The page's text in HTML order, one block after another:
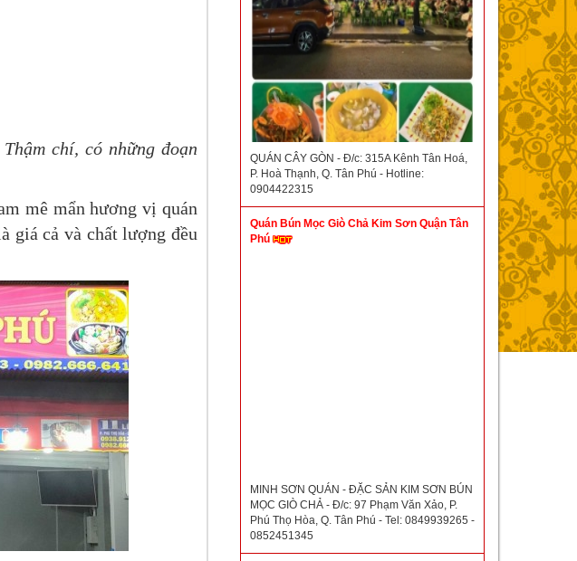
chí, có những đoạn
mê mẩn hương vị quán
giá cả và chất lượng đều
QUÁN CÂY GÒN - Đ/c: 315A Kênh Tân Hoá,
P. Hoà Thạnh, Q. Tân Phú - Hotline:
0904422315
Quán Bún Mọc Giò Chả Kim Sơn Quận Tân
Phú
MINH SƠN QUÁN - ĐẶC SẢN KIM SƠN BÚN
MỌC GIÒ CHẢ - Đ/c: 97 Phạm Văn Xảo, P.
Phú Thọ Hòa, Q. Tân Phú - Tel: 0849939265 -
0852451345